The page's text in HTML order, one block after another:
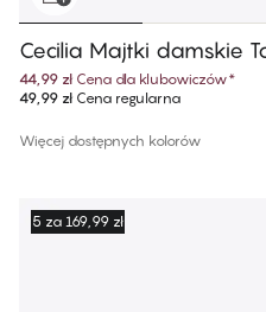
Cecilia Majtki damskie
44,99 zł Cena dla klubowiczów*
49,99 złCena regularna
Więcej dostępnych kolorów
5 za 169,99 zł